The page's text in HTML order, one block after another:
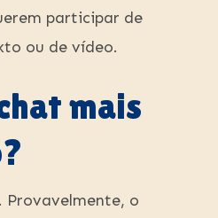
participar de
ou de vídeo.
mais
Provavelmente, o